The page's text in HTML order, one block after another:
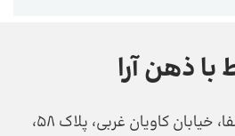
با ذهن آرا
سیدخندان، خیابان جلفا، خیابان کاویان غربی، پلاک 58،